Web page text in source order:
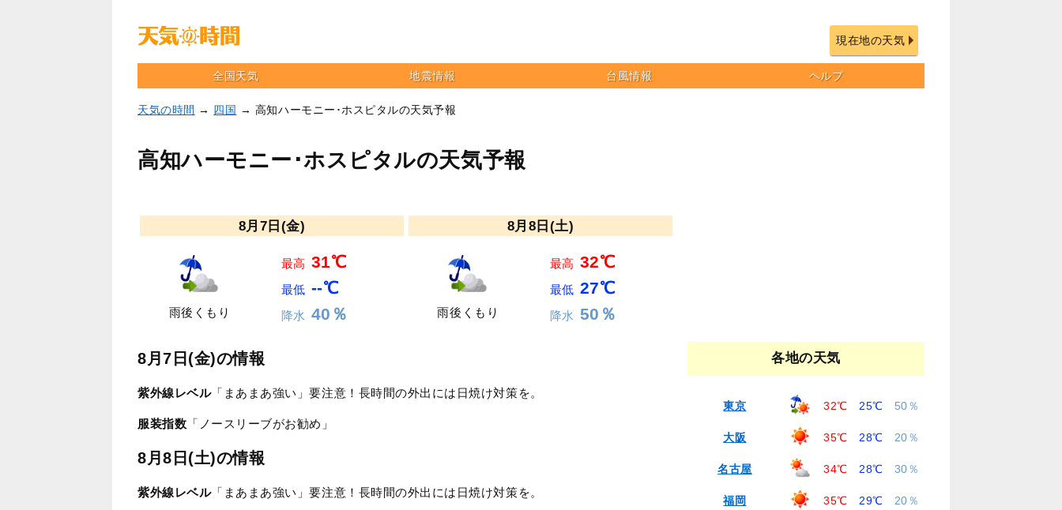
現在地の天気
全国天気 地震情報 台風情報 ヘルプ
天気の時間 → 四国 → 高知ハーモニー･ホスピタルの天気予報
高知ハーモニー･ホスピタルの天気予報
8月7日(金)
雨後くもり
最高 31℃
最低 --℃
降水 40％
8月8日(土)
雨後くもり
最高 32℃
最低 27℃
降水 50％
8月7日(金)の情報
紫外線レベル「まあまあ強い」要注意！長時間の外出には日焼け対策を。
服装指数 「ノースリーブがお勧め」
8月8日(土)の情報
紫外線レベル「まあまあ強い」要注意！長時間の外出には日焼け対策を。
各地の天気
東京 32℃ 25℃ 50％
大阪 35℃ 28℃ 20％
名古屋 34℃ 28℃ 30％
福岡 35℃ 29℃ 20％